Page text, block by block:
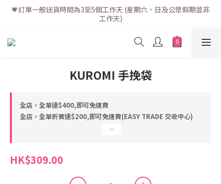
💗訂單一般送貨時間為3至5個工作天 (星期六、日及公眾假期並非
工作天)
💗訂單一般送貨時間為3至5個工作天 (星期六、日及公眾假期並非
工作天)
💗折實滿$400免運費 | 滿$200免自取點運費
💗立即下載全新會員APP享有專屬會員禮遇
💗訂單一般送貨時間為3至5個工作天 (星期六、日及公眾假期並非
工作天)
KUROMI 手挽袋
全店，全單達$400,即可免運費
全店，全單折實達$200,即可免運費(EASY TRADE 交收中心)
HK$309.00